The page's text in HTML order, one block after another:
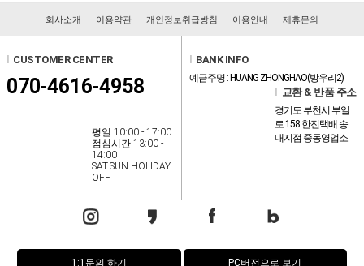
회사소개 이용약관 개인정보취급방침 이용안내 제휴문의
CUSTOMER CENTER
070-4616-4958
평일 10:00 - 17:00
점심시간 13:00 -
14:00
SAT.SUN HOLIDAY
OFF
BANK INFO
예금주명 : HUANG ZHONGHAO(방우리2)
교환 & 반품 주소
경기도 부천시 부일
로 158 한진택배 송
내지점 중동영업소
1:1문의 하기 PC버전으로 보기